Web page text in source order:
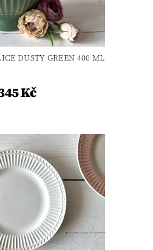
DUSTY GREEN 400 ML
Kč